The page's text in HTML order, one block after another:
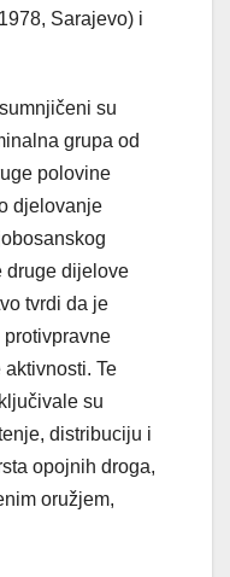
Sarajevo) i
su
grupa od
polovine
djelovanje
druge dijelove
tvrdi da je
Te
su
distribuciju i
opojnih droga,
oružjem,